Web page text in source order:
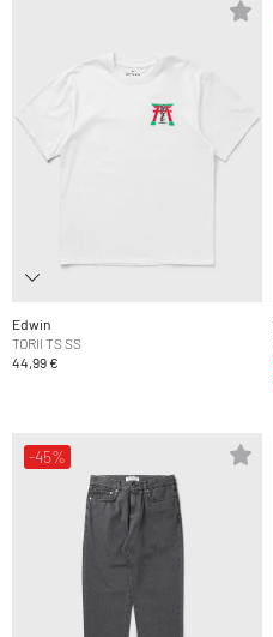
Edwin
TORII TS SS
44,99 €
-45%